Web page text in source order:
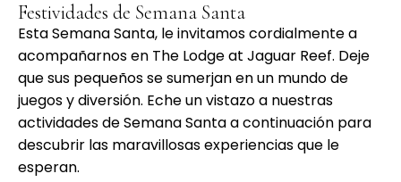
Festividades de Semana Santa
Esta Semana Santa, le invitamos cordialmente a
acompañarnos en The Lodge at Jaguar Reef. Deje
que sus pequeños se sumerjan en un mundo de
juegos y diversión. Eche un vistazo a nuestras
actividades de Semana Santa a continuación para
descubrir las maravillosas experiencias que le
esperan.